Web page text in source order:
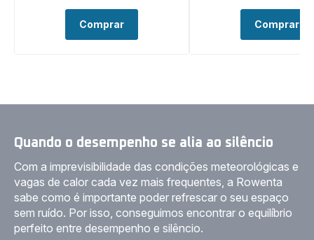
Comprar Comprar
Quando o desempenho se alia ao silêncio
Com a imprevisibilidade das condições meteorológicas e
vagas de calor cada vez mais frequentes, a Rowenta
sabe como é importante poder refrescar o seu espaço
sem ruído. Por isso, conseguimos encontrar o equilíbrio
perfeito entre desempenho e silêncio.